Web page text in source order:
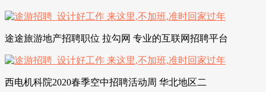
途途旅游地产招聘职位 拉勾网 专业的互联网招聘平台
西电机科院2020春季空中招聘活动周 华北地区二